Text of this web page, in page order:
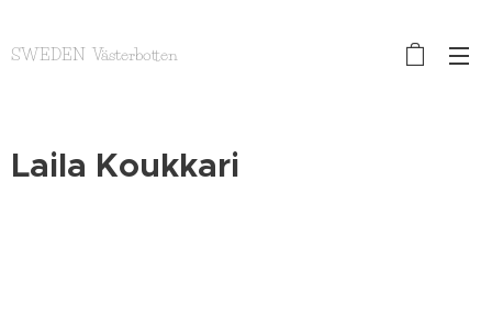
SWEDEN Västerbotten
Laila Koukkari